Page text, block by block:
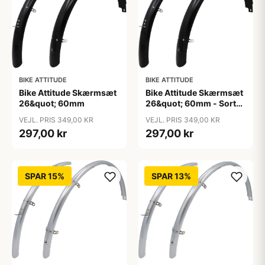
BIKE ATTITUDE
Bike Attitude Skærmsæt
26&quot; 60mm
VEJL. PRIS 349,00 KR
297,00 kr
BIKE ATTITUDE
Bike Attitude Skærmsæt
26&quot; 60mm - Sort
tilbehørstivere)
VEJL. PRIS 349,00 KR
297,00 kr
SPAR 15% SPAR 13%